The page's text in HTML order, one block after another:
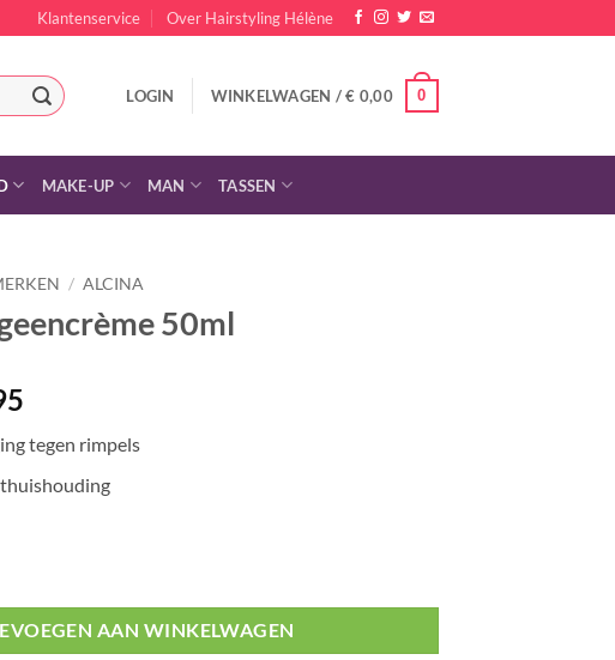
Klantenservice Over Hairstyling Hélène
LOGIN WINKELWAGEN /€ 0,00 0
MAKE-UP MAN TASSEN
/ ALCINA
50ml
is:
€ 49,95.
tegen rimpels
AAN WINKELWAGEN